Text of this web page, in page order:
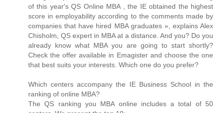
of this year's QS Online MBA , the IE obtained the highest
score in employability according to the comments made by
companies that have hired MBA graduates », explains Alex
Chisholm, QS expert in MBA at a distance. And you? Do you
already know what MBA you are going to start shortly?
Check the offer available in Emagister and choose the one
that best suits your interests. Which one do you prefer?
Which centers accompany the IE Business School in the
ranking of online MBA?
The QS ranking you MBA online includes a total of 50